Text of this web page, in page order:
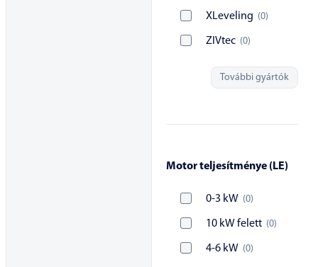
XLeveling (0)
ZIVtec (0)
További gyártók
Motor teljesítménye (LE)
0-3 kW (0)
10 kW felett (0)
4-6 kW (0)